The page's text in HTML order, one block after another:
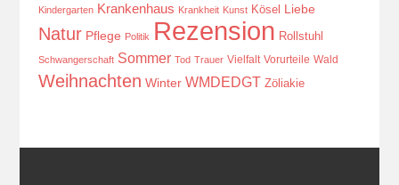
Kindergarten Krankenhaus Krankheit Kunst Kösel Liebe
Natur Pflege Politik Rezension Rollstuhl
Schwangerschaft Sommer Tod Trauer Vielfalt Vorurteile Wald
Weihnachten Winter WMDEDGT Zöliakie